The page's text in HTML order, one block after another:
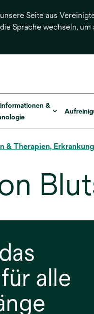
Seite aus
Sprache wechseln, um
&
& Therapien,
alle